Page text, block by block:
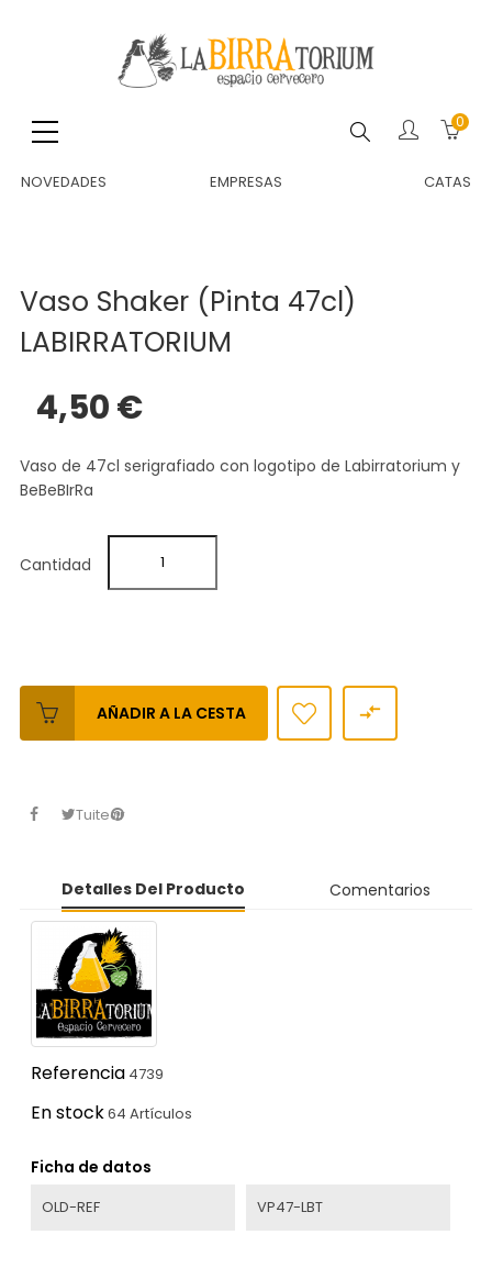
Buscar 0
NOVEDADES EMPRESAS CATAS
Vaso Shaker (Pinta 47cl)
LABIRRATORIUM
4,50 €
Vaso de 47cl serigrafiado con logotipo de Labirratorium y
BeBeBIrRa
Cantidad
AÑADIR A LA CESTA 
Tuitear
Detalles Del Producto Comentarios
Referencia 4739
En stock64 Artículos
Ficha de datos
OLD-REF VP47-LBT